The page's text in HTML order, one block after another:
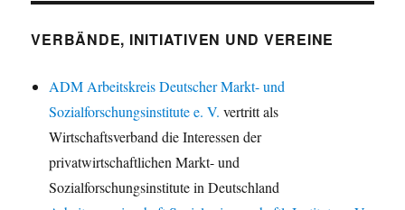
VERBÄNDE, INITIATIVEN UND VEREINE
ADM Arbeitskreis Deutscher Markt- und
Sozialforschungsinstitute e. V. vertritt als
Wirtschaftsverband die Interessen der
privatwirtschaftlichen Markt- und
Sozialforschungsinstitute in Deutschland